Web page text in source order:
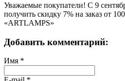
Уважаемые покупатели! С 9
получить скидку 7% на заказ от
«ARTLAMPS»
Добавить комментарий:
Имя *